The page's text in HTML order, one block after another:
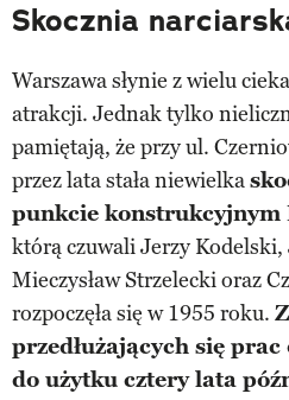
Skocznia
Warszawa słynie z wielu
atrakcji. Jednak tylko
pamiętają, że przy ul.
przez lata stała niewielka
punkcie konstrukcyjnym
którą czuwali Jerzy
Mieczysław Strzelecki oraz
rozpoczęła się w 1955 roku.
przedłużających się
do użytku cztery lata